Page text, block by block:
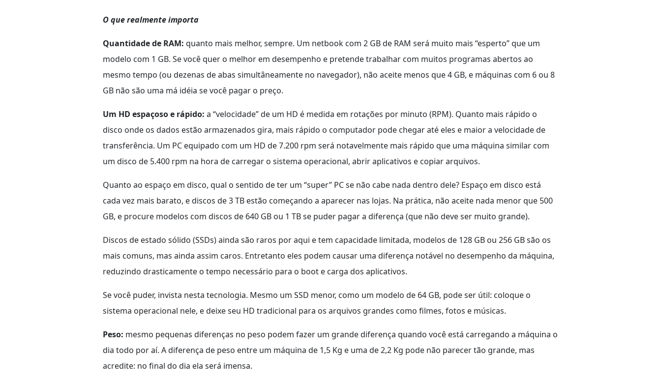
O que realmente importa
Quantidade de RAM: quanto mais melhor, sempre. Um netbook com 2 GB de RAM será muito mais “esperto” que um
modelo com 1 GB. Se você quer o melhor em desempenho e pretende trabalhar com muitos programas abertos ao
mesmo tempo (ou dezenas de abas simultâneamente no navegador), não aceite menos que 4 GB, e máquinas com 6 ou 8
GB não são uma má idéia se você pagar o preço.
Um HD espaçoso e rápido: a “velocidade” de um HD é medida em rotações por minuto (RPM). Quanto mais rápido o
disco onde os dados estão armazenados gira, mais rápido o computador pode chegar até eles e maior a velocidade de
transferência. Um PC equipado com um HD de 7.200 rpm será notavelmente mais rápido que uma máquina similar com
um disco de 5.400 rpm na hora de carregar o sistema operacional, abrir aplicativos e copiar arquivos.
Quanto ao espaço em disco, qual o sentido de ter um “super” PC se não cabe nada dentro dele? Espaço em disco está
cada vez mais barato, e discos de 3 TB estão começando a aparecer nas lojas. Na prática, não aceite nada menor que 500
GB, e procure modelos com discos de 640 GB ou 1 TB se puder pagar a diferença (que não deve ser muito grande).
Discos de estado sólido (SSDs) ainda são raros por aqui e tem capacidade limitada, modelos de 128 GB ou 256 GB são os
mais comuns, mas ainda assim caros. Entretanto eles podem causar uma diferença notável no desempenho da máquina,
reduzindo drasticamente o tempo necessário para o boot e carga dos aplicativos.
Se você puder, invista nesta tecnologia. Mesmo um SSD menor, como um modelo de 64 GB, pode ser útil: coloque o
sistema operacional nele, e deixe seu HD tradicional para os arquivos grandes como filmes, fotos e músicas.
Peso: mesmo pequenas diferenças no peso podem fazer um grande diferença quando você está carregando a máquina o
dia todo por aí. A diferença de peso entre um máquina de 1,5 Kg e uma de 2,2 Kg pode não parecer tão grande, mas
acredite: no final do dia ela será imensa.